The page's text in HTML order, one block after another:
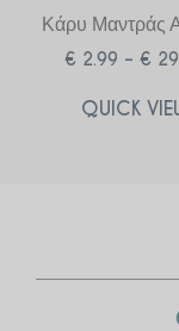
Κάρυ Μαντράς
€ 2.99 – €
QUICK